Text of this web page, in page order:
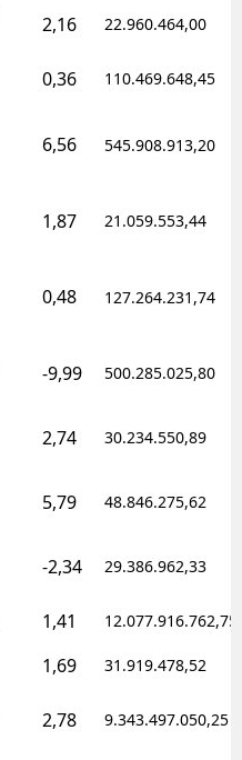
2,16 22.960.464,00
0,36 110.469.648,45
6,56 545.908.913,20
1,87 21.059.553,44
0,48 127.264.231,74
-9,99 500.285.025,80
2,74 30.234.550,89
5,79 48.846.275,62
-2,34 29.386.962,33
1,41 12.077.916.762,75
1,69 31.919.478,52
2,78 9.343.497.050,25